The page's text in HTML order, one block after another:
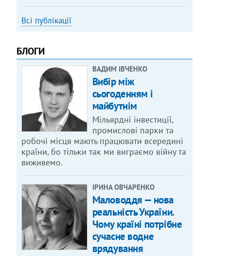
Всі публікації
БЛОГИ
ВАДИМ ІВЧЕНКО
Вибір між
сьогоденням і
майбутнім
Мільярдні інвестиції,
промислові парки та
робочі місця мають працювати всередині
країни, бо тільки так ми виграємо війну та
виживемо.
ІРИНА ОВЧАРЕНКО
Маловоддя — нова
реальність України.
Чому країні потрібне
сучасне водне
врядування